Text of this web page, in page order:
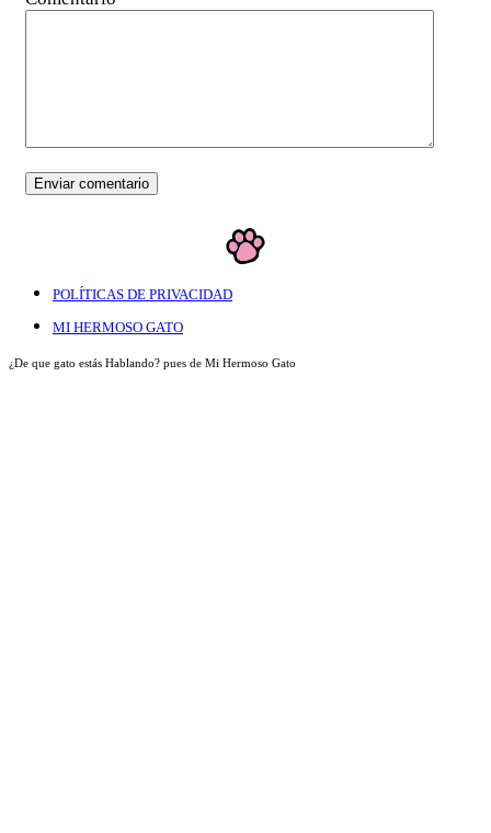
POLÍTICAS DE PRIVACIDAD
MI HERMOSO GATO
¿De que gato estás Hablando? pues de Mi Hermoso Gato